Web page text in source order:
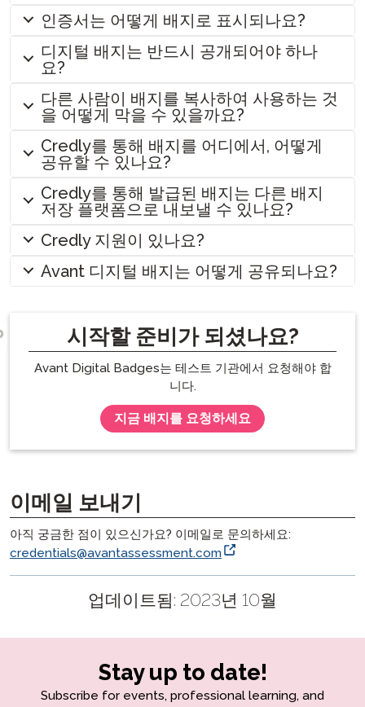
인증서는 어떻게 배지로 표시되나요?
디지털 배지는 반드시 공개되어야 하나
요?
다른 사람이 배지를 복사하여 사용하는 것
을 어떻게 막을 수 있을까요?
Credly를 통해 배지를 어디에서, 어떻게
공유할 수 있나요?
Credly를 통해 발급된 배지는 다른 배지
저장 플랫폼으로 내보낼 수 있나요?
Credly 지원이 있나요?
Avant 디지털 배지는 어떻게 공유되나요?
시작할 준비가 되셨나요?
Avant Digital Badges는 테스트 기관에서 요청해야 합
니다.
지금 배지를 요청하세요
이메일 보내기
아직 궁금한 점이 있으신가요? 이메일로 문의하세요:
credentials@avantassessment.com
업데이트됨: 2023년 10월
Stay up to date!
Subscribe for events, professional learning, and